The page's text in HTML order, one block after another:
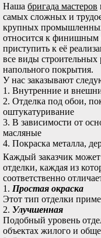
Наша бригада мастеров
самых сложных и
крупных
относится к финишным
приступить к её
все виды строительных
напольного покрытия.
У нас заказывают
1. Внутренние и
2. Отделка под обои,
оштукатуривание
3. В зависимости от
масляные
4. Покраска металла,
Каждый заказчик
отделки, каждая из
соответственно
1. Простая окраска
Этот тип отделки
2. Улучшенная
Подобный уровень
объектах жилого и